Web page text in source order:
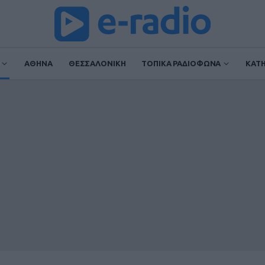
ΑΘΗΝΑ ΘΕΣΣΑΛΟΝΙΚΗ ΤΟΠΙΚΑ ΡΑΔΙΟΦΩΝΑ